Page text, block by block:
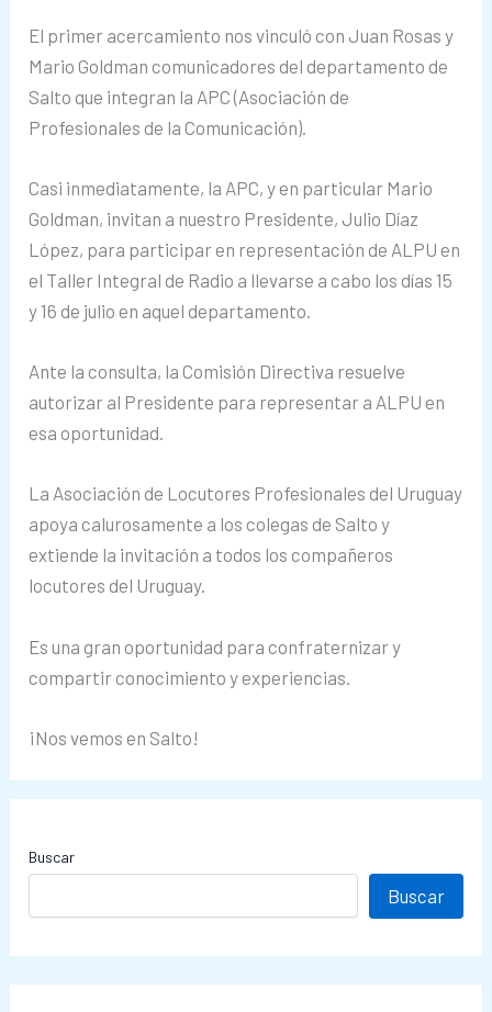
El primer acercamiento nos vinculó con Juan Rosas y
Mario Goldman comunicadores del departamento de
Salto que integran la APC (Asociación de
Profesionales de la Comunicación).
Casi inmediatamente, la APC, y en particular Mario
Goldman, invitan a nuestro Presidente, Julio Díaz
López, para participar en representación de ALPU en
el Taller Integral de Radio a llevarse a cabo los días 15
y 16 de julio en aquel departamento.
Ante la consulta, la Comisión Directiva resuelve
autorizar al Presidente para representar a ALPU en
esa oportunidad.
La Asociación de Locutores Profesionales del Uruguay
apoya calurosamente a los colegas de Salto y
extiende la invitación a todos los compañeros
locutores del Uruguay.
Es una gran oportunidad para confraternizar y
compartir conocimiento y experiencias.
¡Nos vemos en Salto!
Buscar
Buscar